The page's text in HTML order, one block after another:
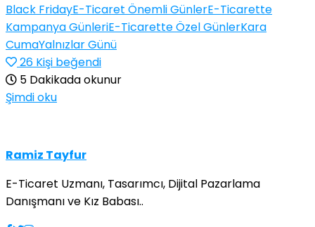
Black FridayE-Ticaret Önemli GünlerE-Ticarette
Kampanya GünleriE-Ticarette Özel GünlerKara
CumaYalnızlar Günü
26 Kişi beğendi
5 Dakikada okunur
Şimdi oku
Ramiz Tayfur
E-Ticaret Uzmanı, Tasarımcı, Dijital Pazarlama
Danışmanı ve Kız Babası..